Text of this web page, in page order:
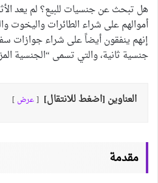
هل تبحث عن جنسيات للبيع؟ لم يعد
أموالهم على شراء الطائرات واليخوت
إنهم ينفقون أيضاً على شراء جوازات
جنسية ثانية، والتي تسمى “الجنسية
العناوين [اضغط للانتقال] عرض
مقدمة